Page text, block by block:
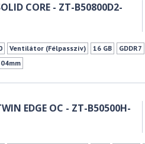
CORE - ZT-B50800D2-
Ventilátor (Félpasszív) 16 GB GDDR7
EDGE OC - ZT-B50500H-